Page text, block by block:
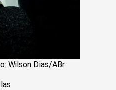
Wilson Dias/ABr